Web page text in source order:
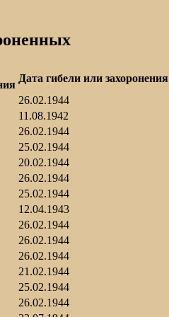
Дата гибели или захоронения
26.02.1944
11.08.1942
26.02.1944
25.02.1944
20.02.1944
26.02.1944
25.02.1944
12.04.1943
26.02.1944
26.02.1944
26.02.1944
21.02.1944
25.02.1944
26.02.1944